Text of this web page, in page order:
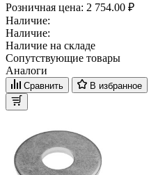
Розничная цена: 2 754.00 ₽
Наличие:
Наличие:
Наличие на складе
Сопутствующие товары
Аналоги
Сравнить В избранное